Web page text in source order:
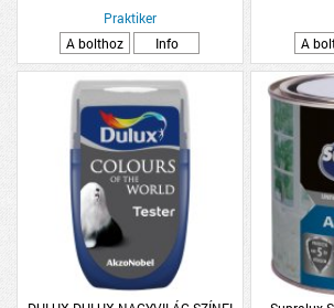
Praktiker
A bolthoz
Info
A